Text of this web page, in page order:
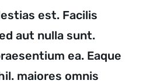
est. Facilis
aut nulla sunt.
ea. Eaque
maiores omnis